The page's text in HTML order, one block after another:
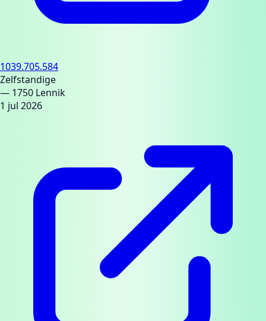
1039.705.584
Zelfstandige
— 1750 Lennik
1 jul 2026